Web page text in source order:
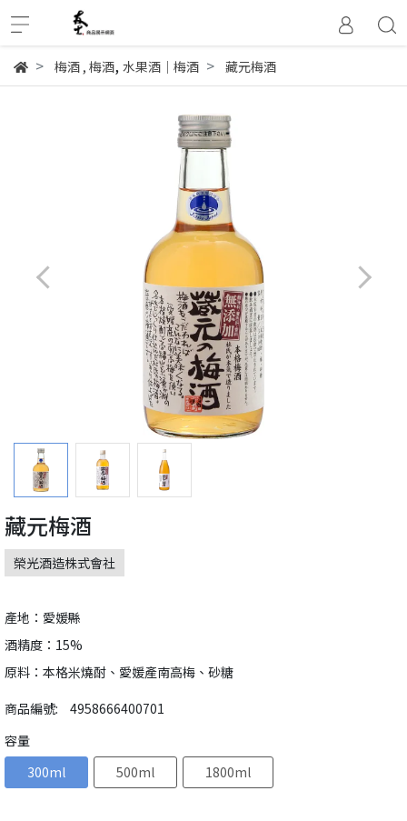
梅酒, 梅酒, 水果酒│梅酒 藏元梅酒
藏元梅酒
榮光酒造株式會社
產地：愛媛縣
酒精度：15%
原料：本格米燒酎、愛媛產南高梅、砂糖
商品編號:
4958666400701
容量
300ml
500ml 1800ml